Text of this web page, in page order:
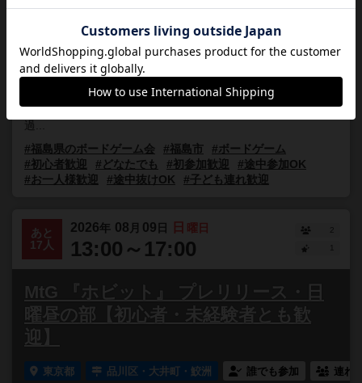
福島県 福島市松川学習センター研修室２ 誰でも参加
【事前申込不要】ルールが簡単で短時間で遊べるボードゲー
ムが中心です。子どもと一緒に参加する方が多く、超入門の
会になっています。夏休み真っ最中 涼しい会場で楽しく
過...
#福島県のボードゲーム会
#福島市
#ボードゲーム
#初心者歓迎
#どなたでも #初参加歓迎
#途中参加OK
#お一人様歓迎
#途中抜けOK #子ども連れ歓迎
あと
17人
2026年 08 月 09 日 日 曜日
13:00～17:00
2
1
MtG 『ホビット』 プレリリース・日
曜昼の部【初心者・未経験者とも歓
迎】
東京都 品川区・大井町・鮫洲 誰でも参加 連れ